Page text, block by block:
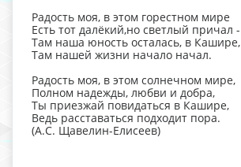
Радость моя, в этом горестном мире
Есть тот далёкий,но светлый причал -
Там наша юность осталась, в Кашире,
Там нашей жизни начало начал.
Радость моя, в этом солнечном мире,
Полном надежды, любви и добра,
Ты приезжай повидаться в Кашире,
Ведь расставаться подходит пора.
(А.С. Щавелин-Елисеев)